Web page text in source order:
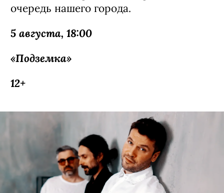
Каждый новый город в туре —
очередь нашего города.
5 августа, 18:00
«Подземка»
12+